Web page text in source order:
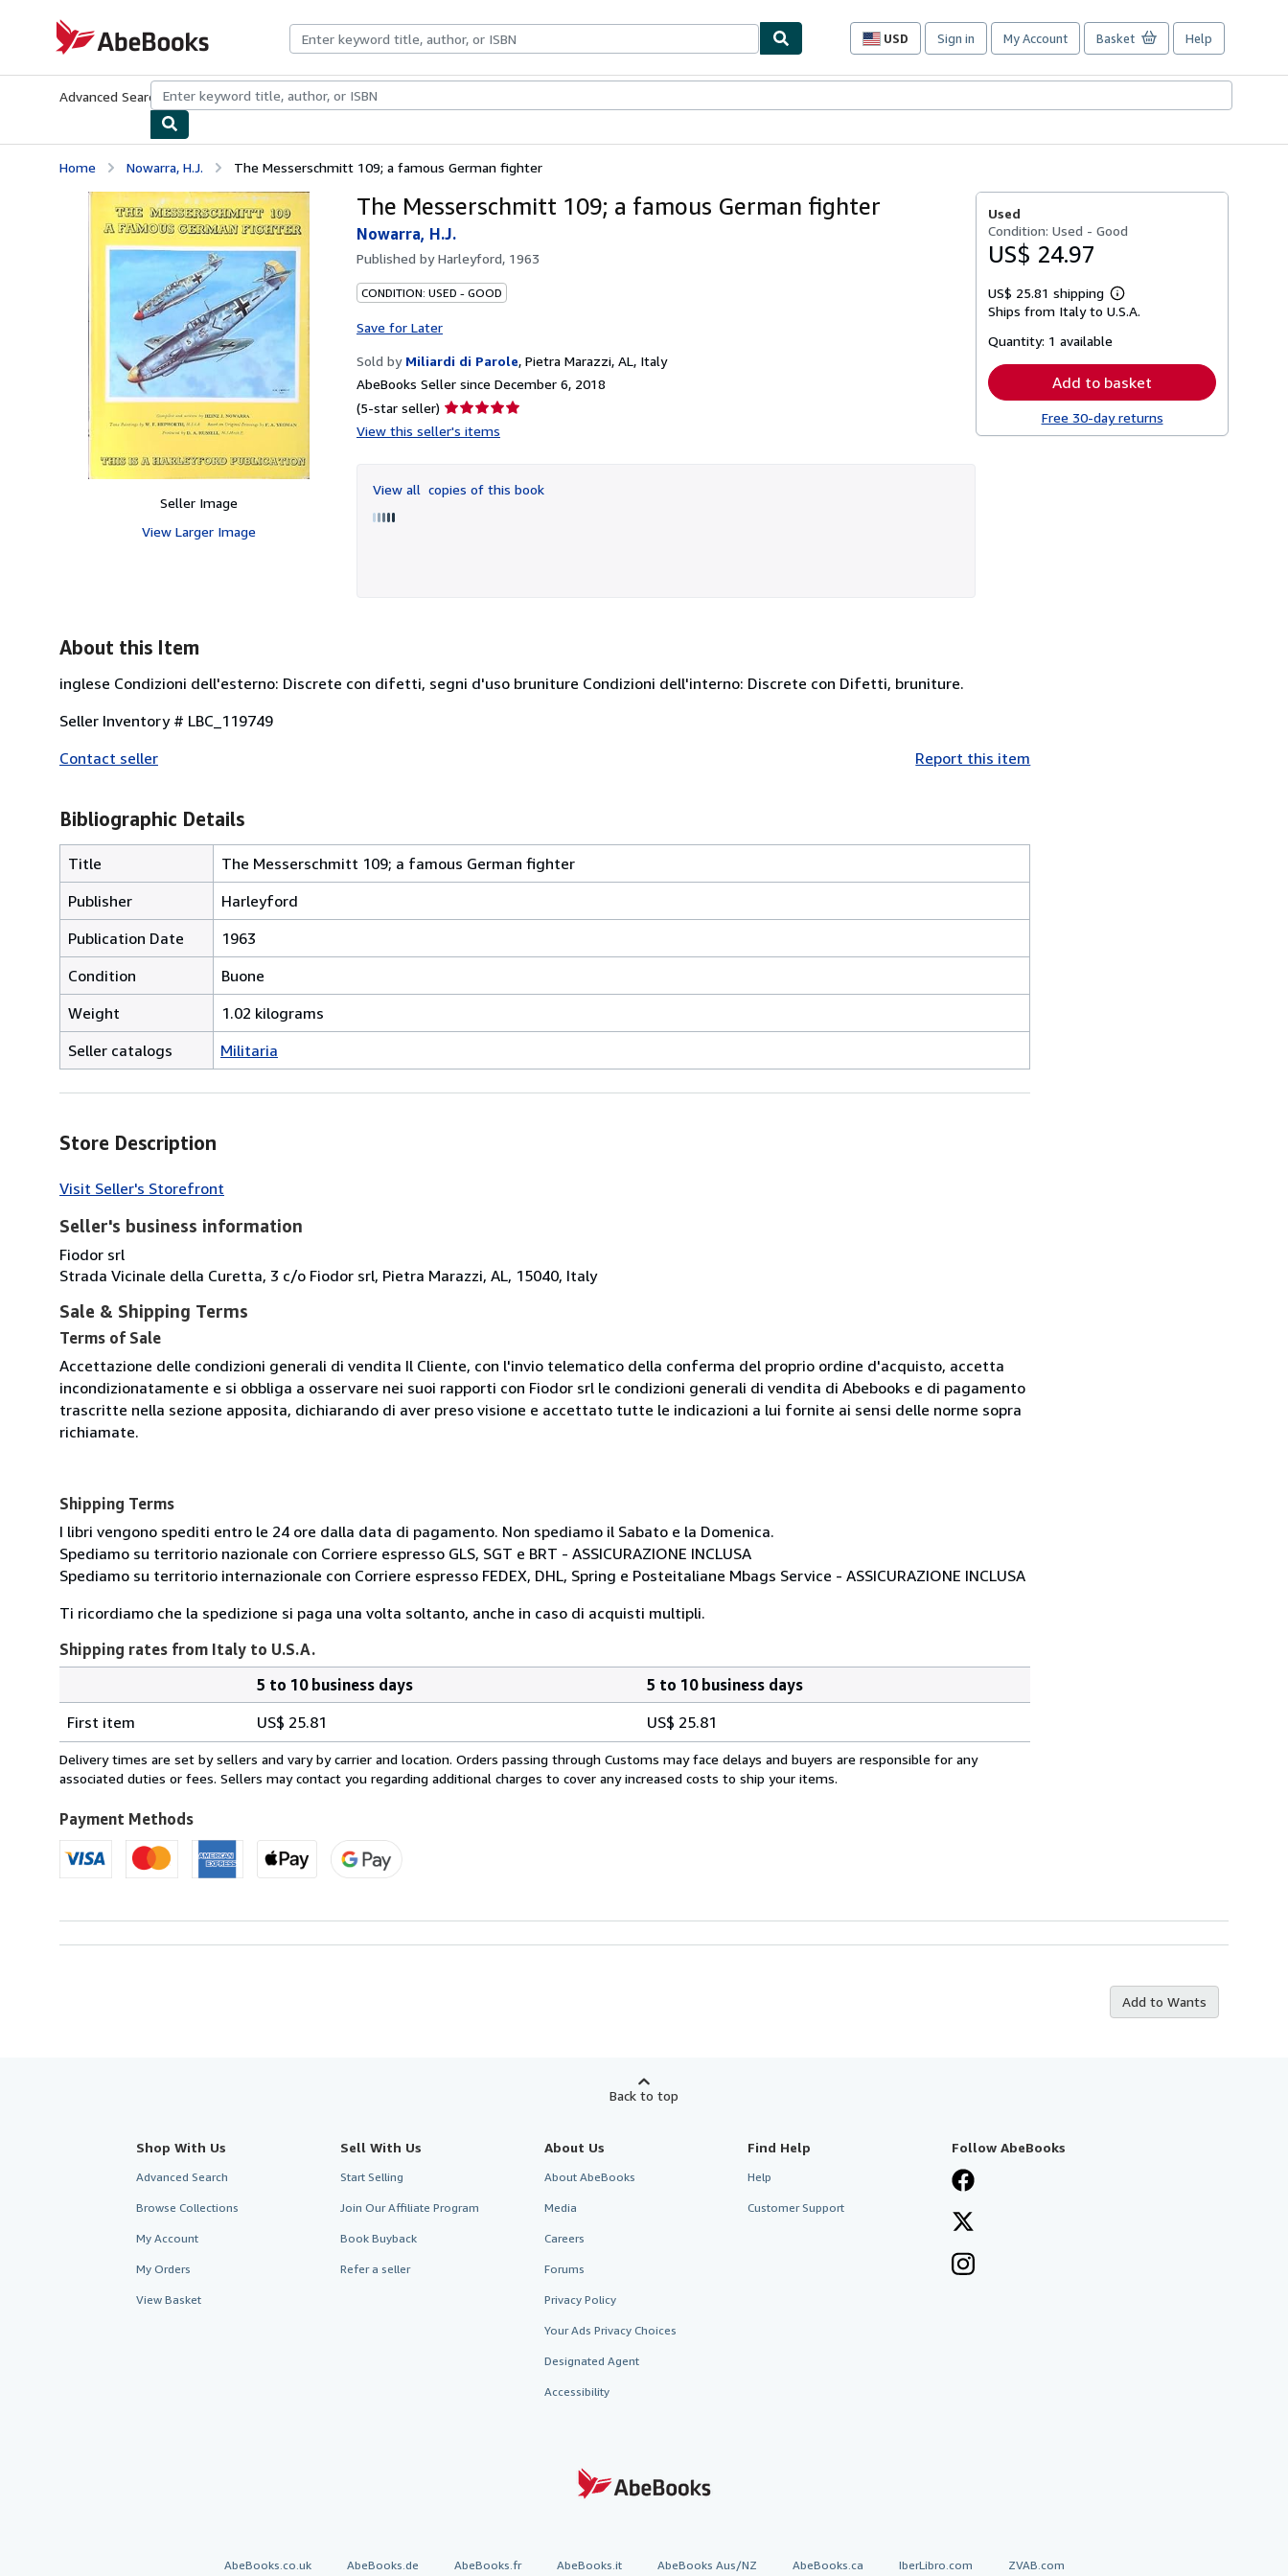
AbeBooks.com
USD
Site
preferences
Sign in My Account Basket Help
Advanced Search Browse CollectionsRare BooksArt & Collectibles
Home Nowarra, H.J. The Messerschmitt 109; a famous German fighter
Seller Image
View Larger Image
The Messerschmitt 109; a famous German fighter
Nowarra, H.J.
Published byHarleyford, 1963
CONDITION: USED - GOOD
Save for Later
Sold by Miliardi di Parole, Pietra Marazzi, AL, Italy
AbeBooks Seller since December 6, 2018
(5-star seller) Seller
rating
of
5
View this seller's items
View all copies of this book
Used
Condition: Used - Good
US$ 24.97
US$ 25.81 shipping
Learn
more
Ships from Italy to U.S.A.
Quantity: 1 available
Add to basket
Free 30-day returns
About this Item
inglese Condizioni dell'esterno: Discrete con difetti, segni d'uso bruniture Condizioni dell'interno: Discrete con Difetti, bruniture.
Seller Inventory # LBC_119749
Contact seller
Report this item
Bibliographic Details
Title
The Messerschmitt 109; a famous German fighter
Publisher
Harleyford
Publication Date
1963
Condition
Buone
Weight
1.02 kilograms
Seller catalogs
Militaria
Store Description
Visit Seller's Storefront
Seller's business information
Fiodor srl
Strada Vicinale della Curetta, 3 c/o Fiodor srl, Pietra Marazzi, AL, 15040, Italy
Sale & Shipping Terms
Terms of Sale
Accettazione delle condizioni generali di vendita Il Cliente, con l'invio telematico della conferma del proprio ordine d'acquisto, accetta
incondizionatamente e si obbliga a osservare nei suoi rapporti con Fiodor srl le condizioni generali di vendita di Abebooks e di pagamento
trascritte nella sezione apposita, dichiarando di aver preso visione e accettato tutte le indicazioni a lui fornite ai sensi delle norme sopra
richiamate.
Shipping Terms
I libri vengono spediti entro le 24 ore dalla data di pagamento. Non spediamo il Sabato e la Domenica.
Spediamo su territorio nazionale con Corriere espresso GLS, SGT e BRT - ASSICURAZIONE INCLUSA
Spediamo su territorio internazionale con Corriere espresso FEDEX, DHL, Spring e Posteitaliane Mbags Service - ASSICURAZIONE INCLUSA
Ti ricordiamo che la spedizione si paga una volta soltanto, anche in caso di acquisti multipli.
Shipping rates from Italy to U.S.A.
rates
from
Italy
U.S.A.
5 to 10 business days
5 to 10 business days
First item
US$ 25.81 US$ 25.81
Delivery times are set by sellers and vary by carrier and location. Orders passing through Customs may face delays and buyers are responsible for any
associated duties or fees. Sellers may contact you regarding additional charges to cover any increased costs to ship your items.
Payment Methods
Add to Wants
Back to top
Shop With Us
Advanced Search
Browse Collections
My Account
My Orders
View Basket
Sell With Us
Start Selling
Join Our Affiliate Program
Book Buyback
Refer a seller
About Us
About AbeBooks
Media
Careers
Forums
Privacy Policy
Your Ads Privacy Choices
Designated Agent
Accessibility
Find Help
Help
Customer Support
Follow AbeBooks
AbeBooks.co.uk AbeBooks.de AbeBooks.fr AbeBooks.it AbeBooks Aus/NZ AbeBooks.ca IberLibro.com ZVAB.com